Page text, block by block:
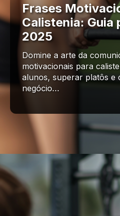
Frases
Calistenia: Guia
2025
Domine a arte da
motivacionais para
alunos, superar platôs e
negócio…